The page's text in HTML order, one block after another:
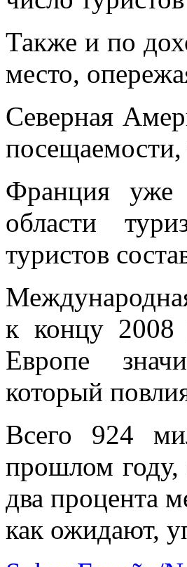
Также и по
место,
Северная
посещаемости,
Франция
области
туристов
к концу 2008
Европе
который
Всего 924
прошлом году,
два процента
как ожидают,